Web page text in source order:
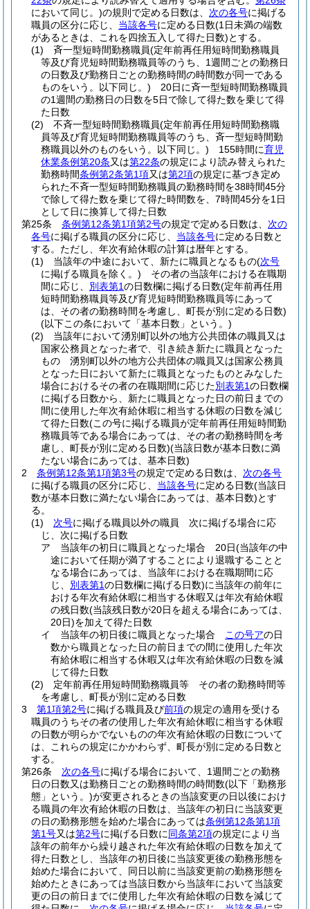
において同じ。)の規則で定める日数は、 次の各号に掲げる
職員の区分に応じ、 当該各号に定める日数(1日未満の端数
があるときは、これを四捨五入して得た日数)とする。
(1)
斉一型短時間勤務職員(定年前再任用短時間勤務職員
等及び育児短時間勤務職員等のうち、1週間ごとの勤務日
の日数及び勤務日ごとの勤務時間の時間数が同一である
ものをいう。以下同じ。) 20日に斉一型短時間勤務職員
の1週間の勤務日の日数を5日で除して得た数を乗じて得
た日数
(2)
不斉一型短時間勤務職員(定年前再任用短時間勤務職
員等及び育児短時間勤務職員等のうち、斉一型短時間勤
務職員以外のものをいう。以下同じ。) 155時間に育児
休業条例第20条又は第22条の規定により読み替えられた
勤務時間条例第2条第1項又は第2項の規定に基づき定め
られた不斉一型短時間勤務職員の勤務時間を38時間45分
で除して得た数を乗じて得た時間数を、7時間45分を1日
として日に換算して得た日数
第25条
条例第12条第1項第2号の規定で定める日数は、 次の
各号に掲げる職員の区分に応じ、 当該各号に定める日数と
する。 ただし、年次有給休暇の計算は暦年とする。
(1)
当該年の中途において、新たに職員となるもの(次号
に掲げる職員を除く。) その者の当該年における在職期
間に応じ、 別表第1の日数欄に掲げる日数(定年前再任用
短時間勤務職員等及び育児短時間勤務職員等にあって
は、その者の勤務時間を考慮し、町長が別に定める日数)
(以下この条において「基本日数」という。)
(2)
当該年において湧別町以外の地方公共団体の職員又は
国家公務員となった者で、引き続き新たに職員となった
もの 湧別町以外の地方公共団体の職員又は国家公務員
となった日において新たに職員となったものとみなした
場合におけるその者の在職期間に応じた別表第1の日数欄
に掲げる日数から、新たに職員となった日の前日までの
間に使用した年次有給休暇に相当する休暇の日数を減じ
て得た日数(この号に掲げる職員が定年前再任用短時間勤
務職員等である場合にあっては、その者の勤務時間を考
慮し、町長が別に定める日数)(当該日数が基本日数に満
たない場合にあっては、基本日数)
2
条例第12条第1項第3号の規定で定める日数は、 次の各号
に掲げる職員の区分に応じ、 当該各号に定める日数(当該日
数が基本日数に満たない場合にあっては、基本日数)とす
る。
(1)
次号に掲げる職員以外の職員 次に掲げる場合に応
じ、次に掲げる日数
ア
当該年の初日に職員となった場合 20日(当該年の中
途において任期が満了することにより退職することと
なる場合にあっては、当該年における在職期間に応
じ、 別表第1の日数欄に掲げる日数)に当該年の前年に
おける年次有給休暇に相当する休暇又は年次有給休暇
の残日数(当該残日数が20日を超える場合にあっては、
20日)を加えて得た日数
イ
当該年の初日後に職員となった場合 この号アの日
数から職員となった日の前日までの間に使用した年次
有給休暇に相当する休暇又は年次有給休暇の日数を減
じて得た日数
(2)
定年前再任用短時間勤務職員等 その者の勤務時間等
を考慮し、町長が別に定める日数
3
第1項第2号に掲げる職員及び前項の規定の適用を受ける
職員のうちその者の使用した年次有給休暇に相当する休暇
の日数が明らかでないものの年次有給休暇の日数について
は、これらの規定にかかわらず、町長が別に定める日数と
する。
第26条
次の各号に掲げる場合において、1週間ごとの勤務
日の日数又は勤務日ごとの勤務時間の時間数(以下「勤務形
態」という。)が変更されるときの当該変更の日以後におけ
る職員の年次有給休暇の日数は、当該年の初日に当該変更
の日の勤務形態を始めた場合にあっては条例第12条第1項
第1号又は第2号に掲げる日数に同条第2項の規定により当
該年の前年から繰り越された年次有給休暇の日数を加えて
得た日数とし、当該年の初日後に当該変更後の勤務形態を
始めた場合において、同日以前に当該変更前の勤務形態を
始めたときにあっては当該日数から当該年において当該変
更の日の前日までに使用した年次有給休暇の日数を減じて